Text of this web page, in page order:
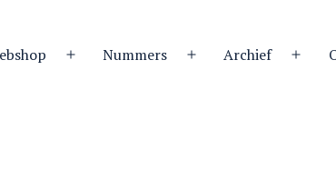
Open
Nummers
Open
Archief
Open